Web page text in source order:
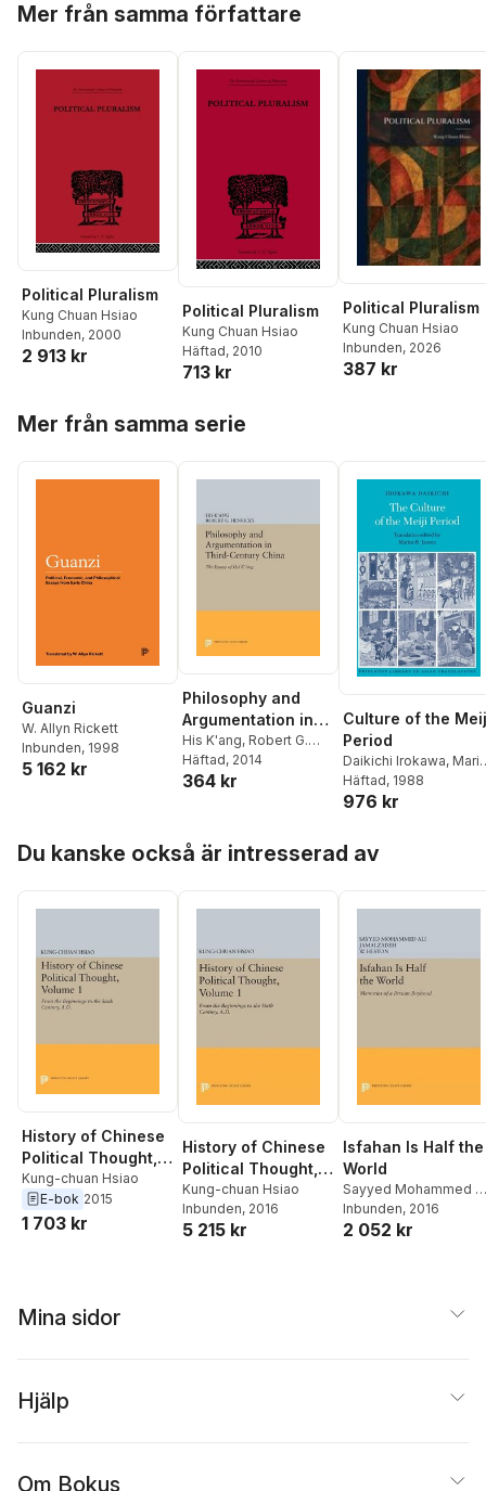
Mer från samma författare
Political Pluralism
Kung Chuan Hsiao
Inbunden, 2000
2 913 kr
Political Pluralism
Kung Chuan Hsiao
Häftad, 2010
713 kr
Political Pluralism
Kung Chuan Hsiao
Inbunden, 2026
387 kr
Mer från samma serie
Guanzi
W. Allyn Rickett
Inbunden, 1998
5 162 kr
Philosophy and
Argumentation in
Third-Century
China
His K'ang, Robert G.
Henricks
Häftad, 2014
364 kr
Culture of the
Period
Daikichi Irokawa,
B. Jansen
Häftad, 1988
976 kr
Du kanske också är intresserad av
History of Chinese
Political Thought,
Volume 1
Kung-chuan Hsiao
E-bok 2015
1 703 kr
History of Chinese
Political Thought,
Volume 1
Kung-chuan Hsiao
Inbunden, 2016
5 215 kr
Isfahan Is Half the
World
Sayyed Mohammed
Jamalzadeh,W.
Inbunden, 2016
2 052 kr
Mina sidor
Hjälp
Om Bokus